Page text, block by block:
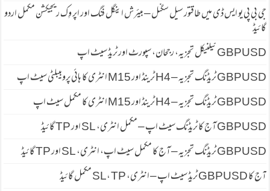
جی بی پی یو ایس ڈی میں طاقتور سیل سگنل – بیئرش اینگل فنگ اور اپر وِک ریجیکشن مکمل اردو
گائیڈ
GBPUSD ٹیکنیکل تجزیہ، رجحان، سپورٹ اور ٹریڈ سیٹ اپ
GBPUSD ٹریڈنگ تجزیہ – H4 ٹرینڈ اور M15 انٹری کا ہائی پروبیبلٹی سیٹ اپ
GBPUSD ٹریڈنگ تجزیہ – H4 ٹرینڈ اور M15 انٹری کا مکمل سیٹ اپ
GBPUSD آج کا ٹریڈنگ سیٹ اپ – مکمل انٹری، SL اور TP گائیڈ
GBPUSD ٹریڈنگ تجزیہ – آج کا مکمل سیٹ اپ، انٹری، SL اور TP گائیڈ
آج کا GBPUSD ٹریڈ سیٹ اپ – انٹری، SL، TP مکمل گائیڈ